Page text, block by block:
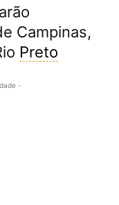
Campinas,
Preto
-